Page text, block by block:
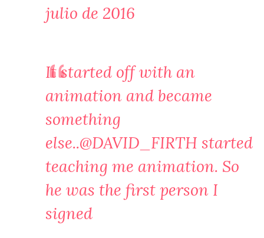
julio de 2016
It started off with an
animation and became
something
else..@DAVID_FIRTH started
teaching me animation. So
he was the first person I
signed